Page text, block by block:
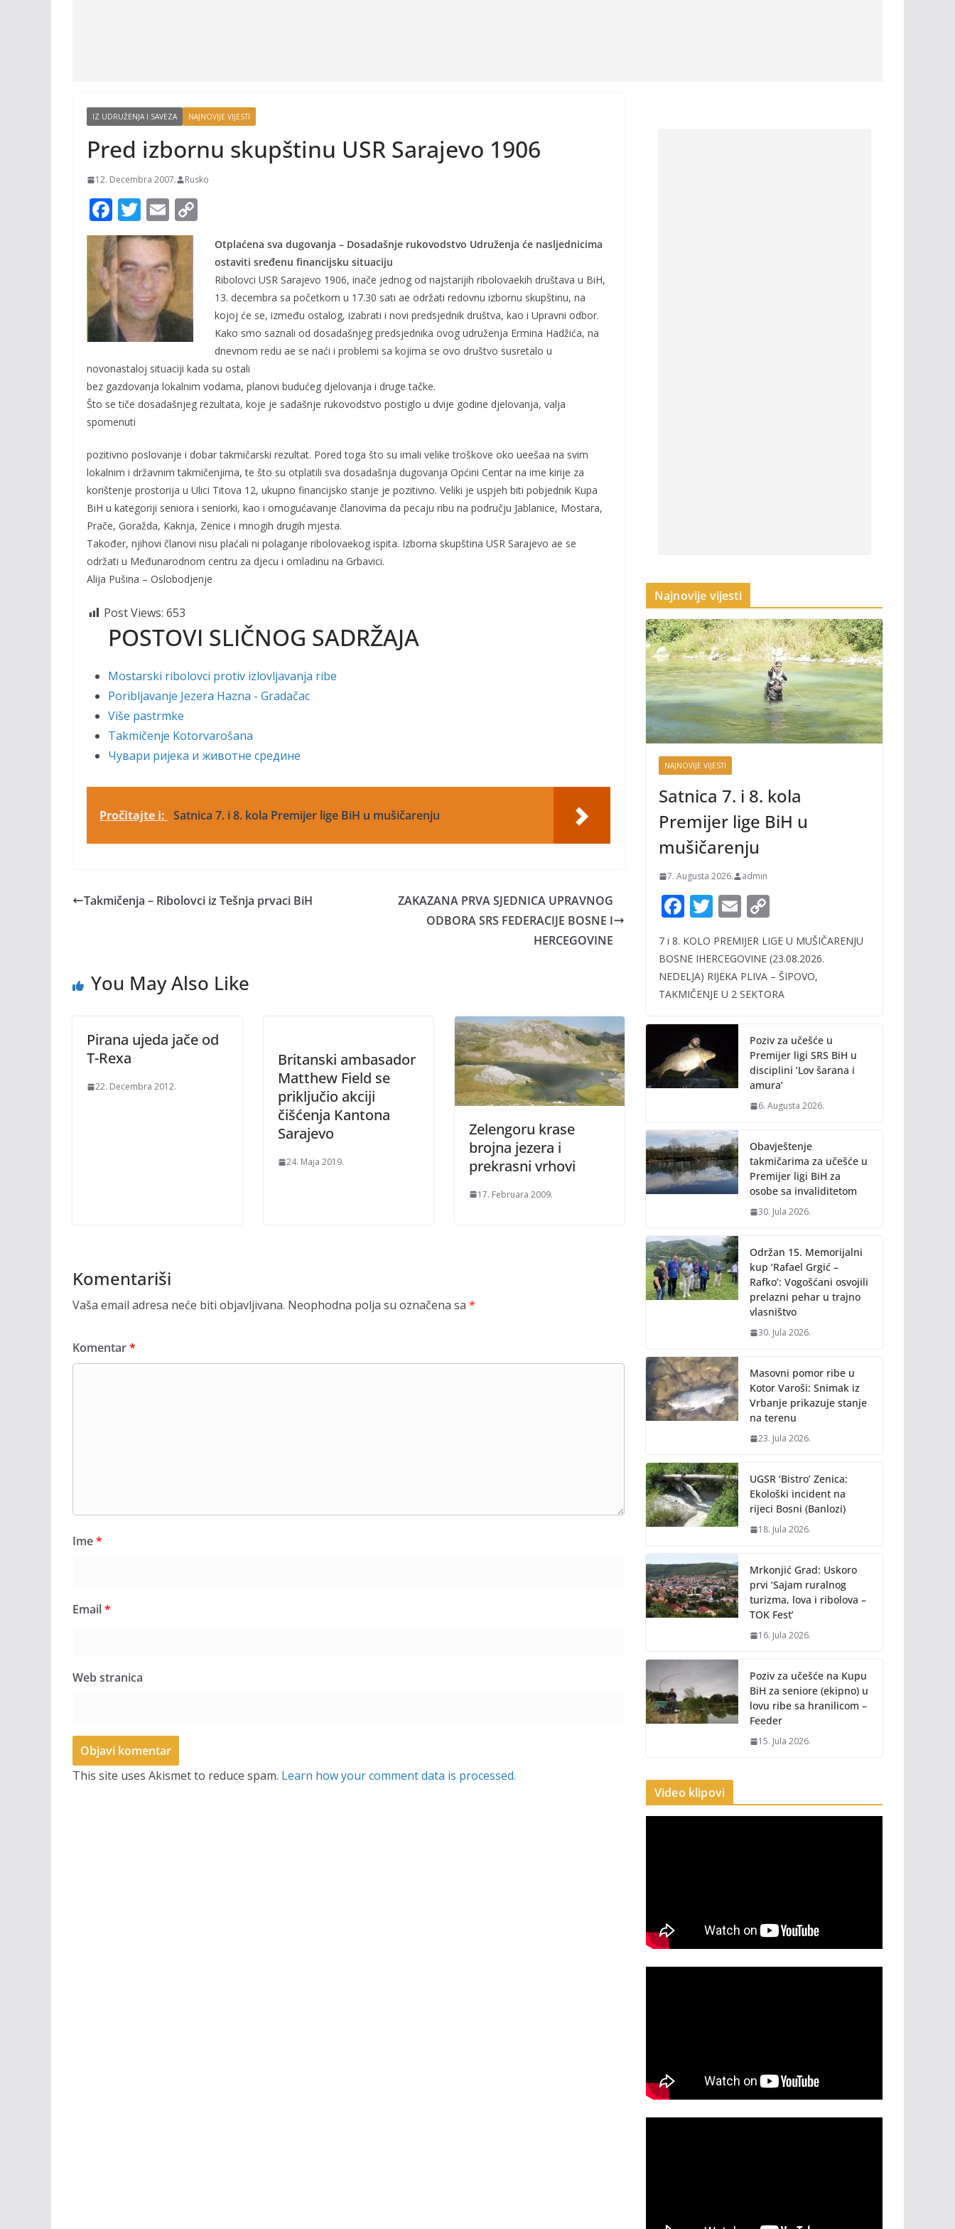
IZ UDRUŽENJA I SAVEZA NAJNOVIJE VIJESTI
Pred izbornu skupštinu USR Sarajevo 1906
12. Decembra 2007. Rusko
F
ac
e
b
o
o
k
T
w
itt
er
E
m
ai
l
Otplaćena sva dugovanja – Dosadašnje rukovodstvo Udruženja će nasljednicima
ostaviti sređenu financijsku situaciju
Ribolovci USR Sarajevo 1906, inače jednog od najstarijih ribolovaekih društava u BiH,
13. decembra sa početkom u 17.30 sati ae održati redovnu izbornu skupštinu, na
kojoj će se, između ostalog, izabrati i novi predsjednik društva, kao i Upravni odbor.
Kako smo saznali od dosadašnjeg predsjednika ovog udruženja Ermina Hadžića, na
dnevnom redu ae se naći i problemi sa kojima se ovo društvo susretalo u
novonastaloj situaciji kada su ostali
bez gazdovanja lokalnim vodama, planovi budućeg djelovanja i druge tačke.
Što se tiče dosadašnjeg rezultata, koje je sadašnje rukovodstvo postiglo u dvije godine djelovanja, valja
spomenuti
pozitivno poslovanje i dobar takmičarski rezultat. Pored toga što su imali velike troškove oko ueešaa na svim
lokalnim i državnim takmičenjima, te što su otplatili sva dosadašnja dugovanja Općini Centar na ime kirije za
korištenje prostorija u Ulici Titova 12, ukupno financijsko stanje je pozitivno. Veliki je uspjeh biti pobjednik Kupa
BiH u kategoriji seniora i seniorki, kao i omogućavanje članovima da pecaju ribu na području Jablanice, Mostara,
Prače, Goražda, Kaknja, Zenice i mnogih drugih mjesta.
Također, njihovi članovi nisu plaćali ni polaganje ribolovaekog ispita. Izborna skupština USR Sarajevo ae se
održati u Međunarodnom centru za djecu i omladinu na Grbavici.
Alija Pušina – Oslobodjenje
Post Views: 653
POSTOVI SLIČNOG SADRŽAJA
Mostarski ribolovci protiv izlovljavanja ribe
Poribljavanje Jezera Hazna - Gradačac
Više pastrmke
Takmičenje Kotorvarošana
Чувари ријека и животне средине
Pročitajte i: Satnica 7. i 8. kola Premijer lige BiH u mušičarenju
Takmičenja – Ribolovci iz Tešnja prvaci BiH
ZAKAZANA PRVA SJEDNICA UPRAVNOG
ODBORA SRS FEDERACIJE BOSNE I
HERCEGOVINE
You May Also Like
Pirana ujeda jače od
T-Rexa
22. Decembra 2012.
Britanski ambasador
Matthew Field se
priključio akciji
čišćenja Kantona
Sarajevo
24. Maja 2019.
Zelengoru krase
brojna jezera i
prekrasni vrhovi
17. Februara 2009.
Komentariši
Vaša email adresa neće biti objavljivana. Neophodna polja su označena sa *
Komentar*
Ime*
Email*
Web stranica
This site uses Akismet to reduce spam. Learn how your comment data is processed.
Najnovije vijesti
NAJNOVIJE VIJESTI
Satnica 7. i 8. kola
Premijer lige BiH u
mušičarenju
7. Augusta 2026. admin
F
e
b
o
o
k
T
itt
er
E
ai
l
p
y
Li
k
7 i 8. KOLO PREMIJER LIGE U MUŠIČARENJU
BOSNE IHERCEGOVINE (23.08.2026.
NEDELJA) RIJEKA PLIVA – ŠIPOVO,
TAKMIČENJE U 2 SEKTORA
Poziv za učešće u
Premijer ligi SRS BiH u
disciplini ‘Lov šarana i
amura’
6. Augusta 2026.
Obavještenje
takmičarima za učešće u
Premijer ligi BiH za
osobe sa invaliditetom
30. Jula 2026.
Održan 15. Memorijalni
kup ‘Rafael Grgić –
Rafko’: Vogošćani osvojili
prelazni pehar u trajno
vlasništvo
30. Jula 2026.
Masovni pomor ribe u
Kotor Varoši: Snimak iz
Vrbanje prikazuje stanje
na terenu
23. Jula 2026.
UGSR ‘Bistro’ Zenica:
Ekološki incident na
rijeci Bosni (Banlozi)
18. Jula 2026.
Mrkonjić Grad: Uskoro
prvi ‘Sajam ruralnog
turizma, lova i ribolova –
TOK Fest’
16. Jula 2026.
Poziv za učešće na Kupu
BiH za seniore (ekipno) u
lovu ribe sa hranilicom –
Feeder
15. Jula 2026.
Video klipovi